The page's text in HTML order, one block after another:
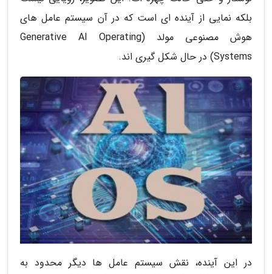
بلکه نمایی از آینده ای است که در آن سیستم عامل های
هوش مصنوعی مولد (Generative AI Operating
Systems) در حال شکل گیری اند.
در این آینده، نقش سیستم عامل ها دیگر محدود به